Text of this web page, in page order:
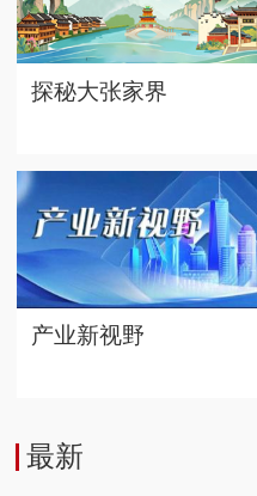
探秘大张家界
产业新视野
最新